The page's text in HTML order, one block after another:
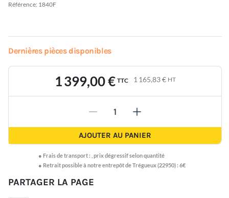
Référence: 1840F
Dernières pièces disponibles
1 399,00 € TTC 1 165,83 € HT
- +
AJOUTER AU PANIER
● Frais de transport : prix dégressif selon quantité
● Retrait possible à notre entrepôt de Trégueux (22950) : 6€
PARTAGER LA PAGE